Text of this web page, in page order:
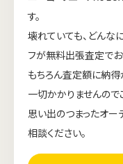
す。
壊れていても、どんな
フが無料出張査定でお
もちろん査定額に納
一切かかりませんので
思い出のつまったオー
相談ください。